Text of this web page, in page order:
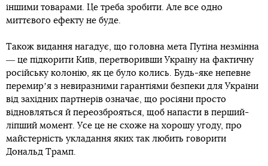
іншими товарами. Це треба зробити. Але все одно
миттєвого ефекту не буде.
Також видання нагадує, що головна мета Путіна незмінна
― це підкорити Київ, перетворивши Україну на фактичну
російську колонію, як це було колись. Будь-яке непевне
перемирʼя з невиразними гарантіями безпеки для України
від західних партнерів означає, що росіяни просто
відновляться й переозброяться, щоб напасти в перший-
ліпший момент. Усе це не схоже на хорошу угоду, про
майстерність укладання яких так любить говорити
Дональд Трамп.